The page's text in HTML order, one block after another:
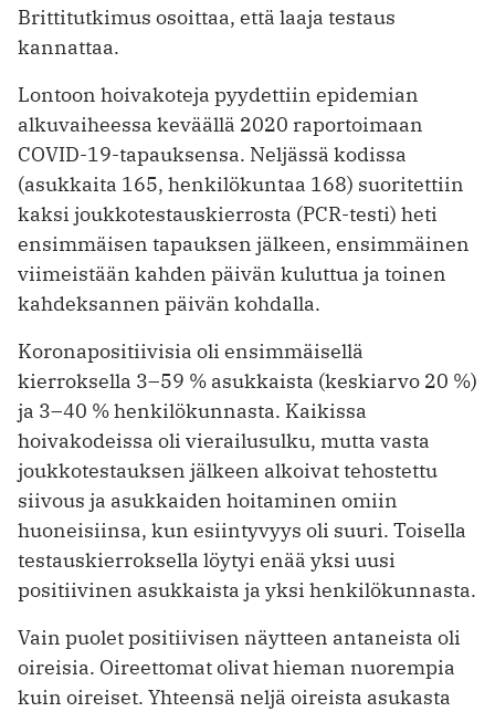
Britti­tutkimus osoittaa, että laaja testaus
kannattaa.
Lontoon hoivakoteja pyydettiin epidemian
alkuvaiheessa keväällä 2020 raportoimaan
COVID-19-tapauksensa. Neljässä kodissa
(asukkaita 165, henkilökuntaa 168) suoritettiin
kaksi joukkotestaus­kierrosta (PCR-testi) heti
ensimmäisen tapauksen jälkeen, ensimmäinen
viimeistään kahden päivän kuluttua ja toinen
kahdeksannen päivän kohdalla.
Koronapositiivisia oli ensimmäisellä
kierroksella 3–59 % asukkaista (keskiarvo 20 %)
ja 3–40 % henkilökunnasta. Kaikissa
hoivakodeissa oli vierailusulku, mutta vasta
joukkotestauksen jälkeen alkoivat tehostettu
siivous ja asukkaiden hoita­minen omiin
huoneisiinsa, kun esiintyvyys oli suuri. Toisella
testauskierroksella löytyi enää yksi uusi
positiivinen asukkaista ja yksi henkilökunnasta.
Vain puolet positiivisen näytteen antaneista oli
oireisia. Oireettomat olivat hieman nuorempia
kuin oireiset. Yhteensä neljä oireista asukasta